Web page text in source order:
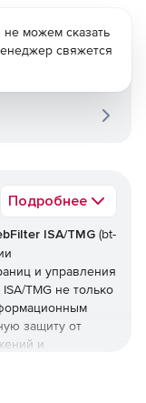
Подробнее
ISA/TMG (bt-
и управления
TMG не только
защиту от
и
можем сказать
свяжется